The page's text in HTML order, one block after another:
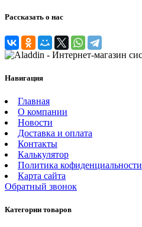
Рассказать о нас
Навигация
Главная
О компании
Новости
Доставка и оплата
Контакты
Калькулятор
Политика кофиденциальности
Карта сайта
Обратный звонок
Категории товаров